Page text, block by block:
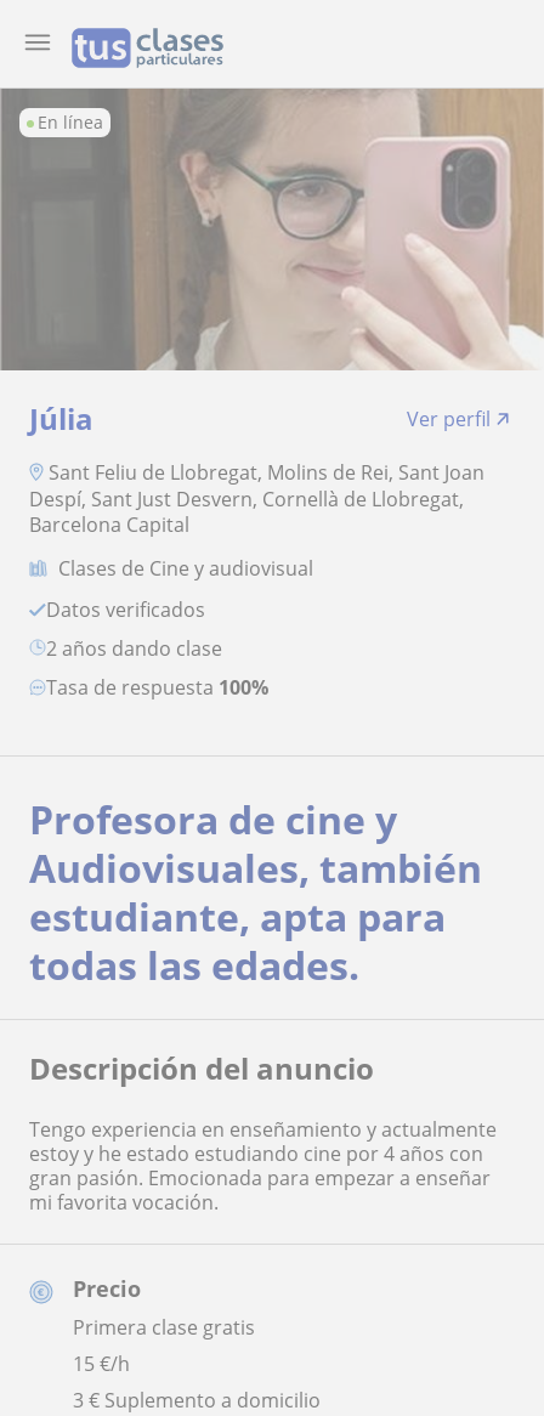
En línea
Júlia
Ver perfil
Sant Feliu de Llobregat, Molins de Rei, Sant Joan
Despí, Sant Just Desvern, Cornellà de Llobregat,
Barcelona Capital
Clases de Cine y audiovisual
Datos verificados
2 años dando clase
Tasa de respuesta 100%
Precio
Primera clase gratis
15€/h
3 € Suplemento a domicilio
Profesora de cine y
Audiovisuales, también
estudiante, apta para
todas las edades.
Descripción del anuncio
Tengo experiencia en enseñamiento y actualmente
estoy y he estado estudiando cine por 4 años con
gran pasión. Emocionada para empezar a enseñar
mi favorita vocación.